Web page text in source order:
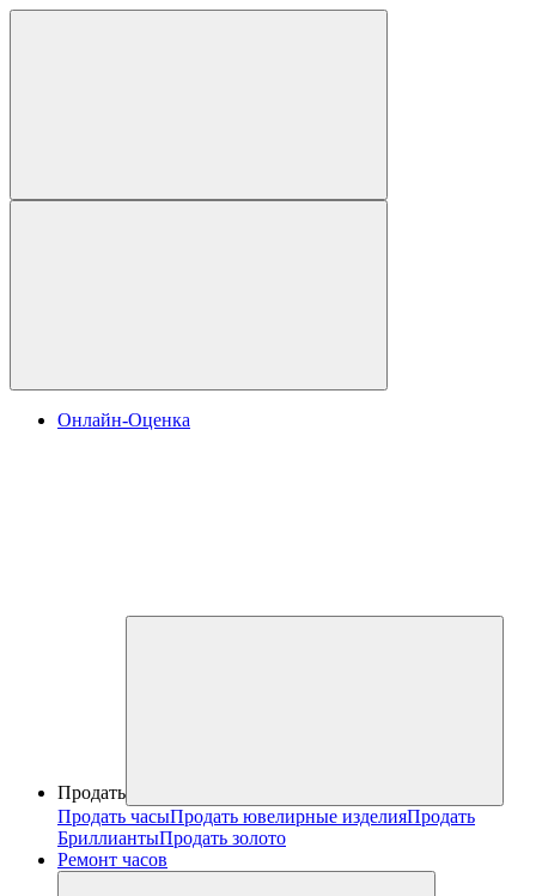
Онлайн-Оценка
Продать
Продать часыПродать ювелирные изделияПродать
БриллиантыПродать золото
Ремонт часов